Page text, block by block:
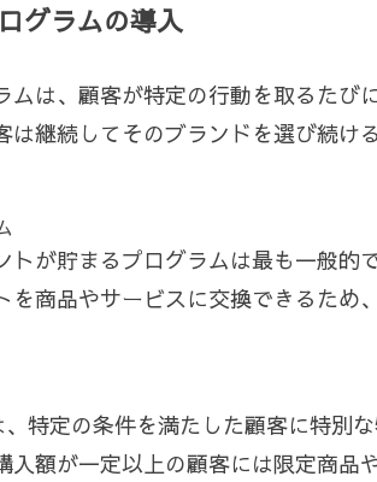
グラムの導入
ムは、顧客が特定の行動を取るたび
は継続してそのブランドを選び続け
トが貯まるプログラムは最も一般的で
を商品やサービスに交換できるため
特定の条件を満たした顧客に特別な
入額が一定以上の顧客には限定商品